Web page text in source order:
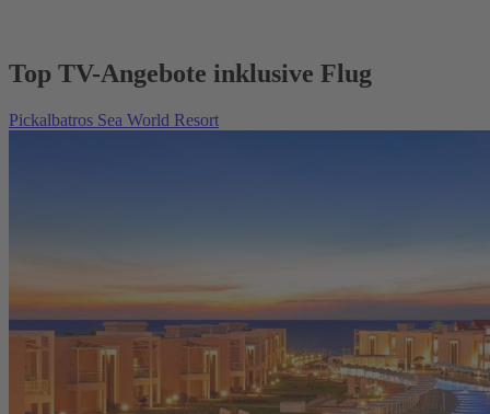
Top TV-Angebote inklusive Flug
Pickalbatros Sea World Resort